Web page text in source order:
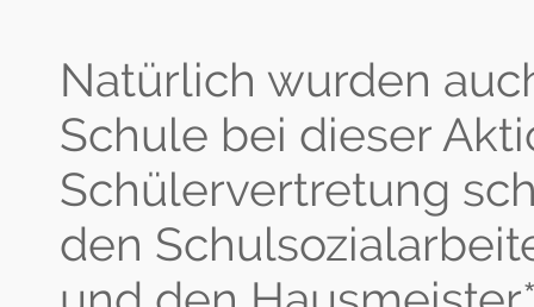
Natürlich wurden
Schule bei dieser
Schülervertretung
den